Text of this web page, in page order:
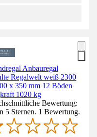
Anbauregal
Regalwelt weiß 2300
x 350 mm 12 Böden
1020 kg
Bewertung:
5 Sternen. 1 Bewertung.